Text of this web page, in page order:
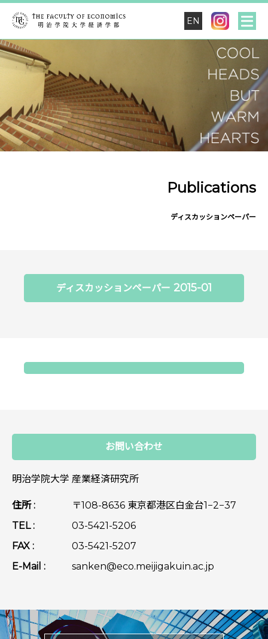
EN
Publications
ディスカッションペーパー
ディスカッションペーパー 2015-01
お問い合わせ
明治学院大学 産業経済研究所
住所 :
〒108-8636 東京都港区白金台1−2−37
TEL :
03-5421-5206
FAX :
03-5421-5207
E-Mail :
sanken@eco.meijigakuin.ac.jp